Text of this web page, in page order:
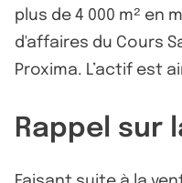
plus de 4 000 m² en
d'affaires du Cours
Proxima. L’actif est
Rappel sur